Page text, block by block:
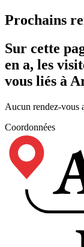
Prochains
Sur cette
en a, les
vous liés à
Aucun rendez-vous
Coordonnées